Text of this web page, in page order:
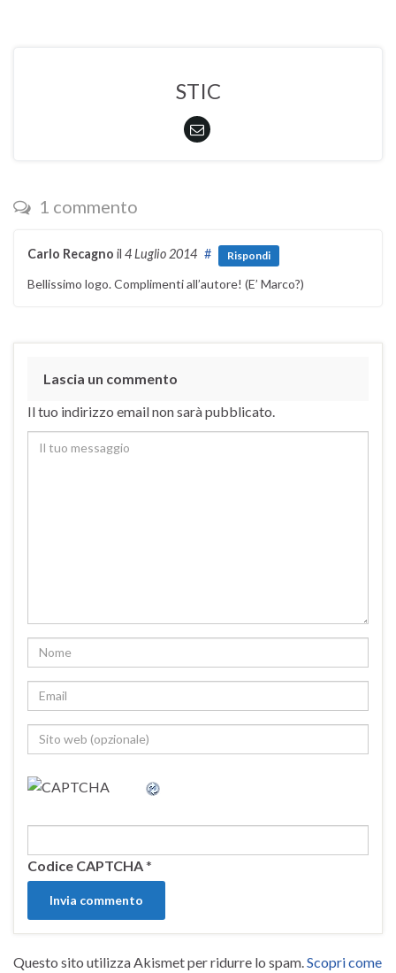
STIC
1 commento
Carlo Recagno il 4 Luglio 2014 # Rispondi
Bellissimo logo. Complimenti all’autore! (E’ Marco?)
Lascia un commento
Il tuo indirizzo email non sarà pubblicato.
Codice CAPTCHA*
Questo sito utilizza Akismet per ridurre lo spam. Scopri come